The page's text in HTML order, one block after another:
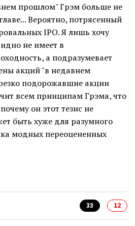
прошлом" Грэм больше не
Вероятно, потрясенный
IPO. Я лишь хочу
не имеет в
а подразумевает
акций "в недавнем
подорожавшие акции
всем принципам Грэма, что
он этот тезис не
быть хуже для разумного
модных переоцененных
12
33